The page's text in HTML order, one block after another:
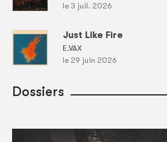
le 3 juil. 2026
Just Like Fire
E.VAX
le 29 juin 2026
Dossiers